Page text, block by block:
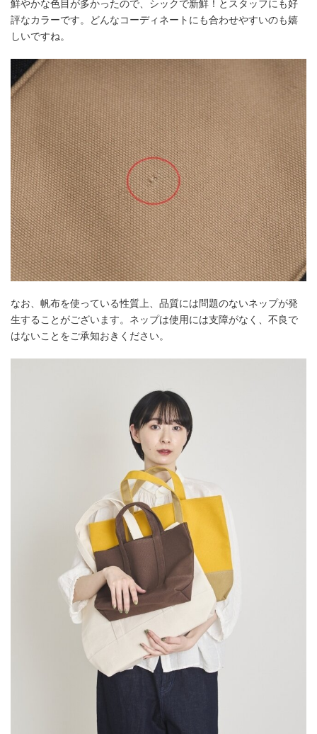
鮮やかな色目が多かったので、シックで新鮮！とスタッフにも好
評なカラーです。どんなコーディネートにも合わせやすいのも嬉
しいですね。
なお、帆布を使っている性質上、品質には問題のないネップが発
生することがございます。ネップは使用には支障がなく、不良で
はないことをご承知おきください。